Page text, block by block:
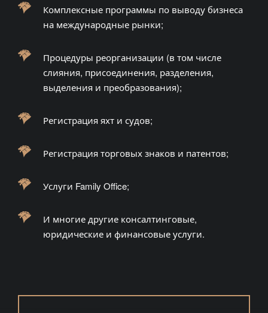
Комплексные программы по выводу бизнеса
на международные рынки;
Процедуры реорганизации (в том числе
слияния, присоединения, разделения,
выделения и преобразования);
Регистрация яхт и судов;
Регистрация торговых знаков и патентов;
Услуги Family Office;
И многие другие консалтинговые,
юридические и финансовые услуги.